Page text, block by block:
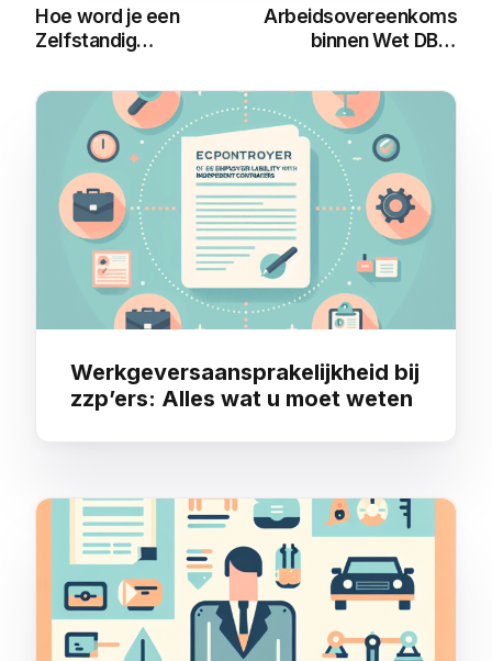
Hoe word je een
Zelfstandig
de Wet DBA?
Arbeidsovereenkomst
binnen Wet DBA:
weten
You may also like
Werkgeversaansprakelijkheid bij
zzp’ers: Alles wat u moet weten